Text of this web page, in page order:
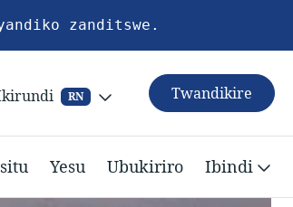
zanditswe.
RN Twandikire
Yesu Ubukiriro Ibindi